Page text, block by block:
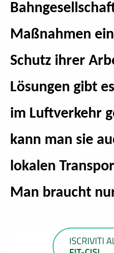
Maßnahmen
Schutz ihrer
Lösungen gibt
im Luftverkehr
kann man sie
lokalen
Man braucht